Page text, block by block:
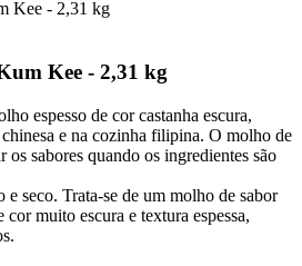
Kee - 2,31 kg
espesso de cor castanha escura,
e na cozinha filipina. O molho de
os sabores quando os ingredientes são
seco. Trata-se de um molho de sabor
muito escura e textura espessa,